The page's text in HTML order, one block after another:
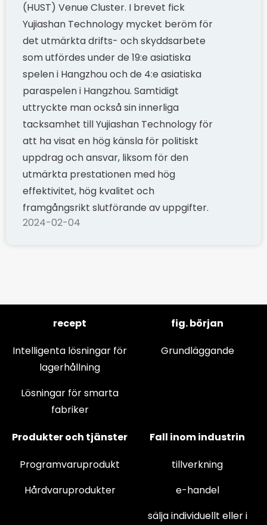
(HUST) Venue Cluster. I brevet fick
Yujiashan Technology mycket beröm för
det utmärkta drifts- och skyddsarbete
som utfördes under de 19:e asiatiska
spelen i Hangzhou och de 4:e asiatiska
paraspelen i Hangzhou. Samtidigt
uttryckte man också sin innerliga
tacksamhet till Yujiashan Technology för
att ha visat en hög känsla för politiskt
uppdrag och ansvar, liksom för den
utmärkta prestationen med hög
effektivitet, hög kvalitet och
framgångsrikt slutförande av uppgifter.
2024-02-04
recept
Intelligenta lösningar för
lagerhållning
Lösningar för smarta
fabriker
fig. början
Grundläggande
Produkter och tjänster
Programvaruprodukt
Hårdvaruprodukter
Fall inom industrin
tillverkning
e-handel
sälja individuellt eller i